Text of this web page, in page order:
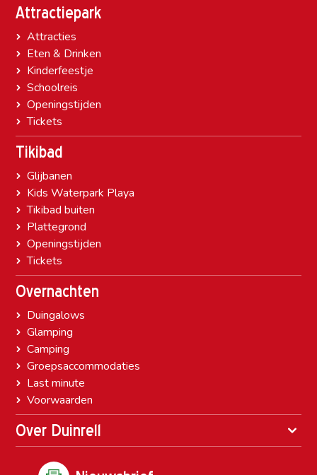
Attractiepark
Attracties
Eten & Drinken
Kinderfeestje
Schoolreis
Openingstijden
Tickets
Tikibad
Glijbanen
Kids Waterpark Playa
Tikibad buiten
Plattegrond
Openingstijden
Tickets
Overnachten
Duingalows
Glamping
Camping
Groepsaccommodaties
Last minute
Voorwaarden
Over Duinrell